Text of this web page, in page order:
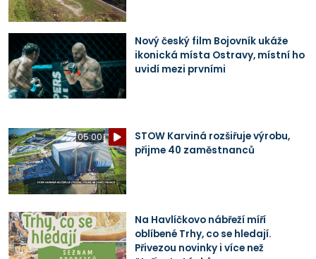
Nový český film Bojovník ukáže
ikonická místa Ostravy, místní ho
uvidí mezi prvními
05:00
STOW Karviná rozšiřuje výrobu,
přijme 40 zaměstnanců
Na Havlíčkovo nábřeží míří
oblíbené Trhy, co se hledají.
Přivezou novinky i více než